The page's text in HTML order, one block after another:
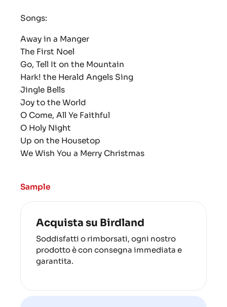
Songs:
Away in a Manger
The First Noel
Go, Tell It on the Mountain
Hark! the Herald Angels Sing
Jingle Bells
Joy to the World
O Come, All Ye Faithful
O Holy Night
Up on the Housetop
We Wish You a Merry Christmas
Sample
Acquista su Birdland
Soddisfatti o rimborsati, ogni nostro
prodotto è con consegna immediata e
garantita.